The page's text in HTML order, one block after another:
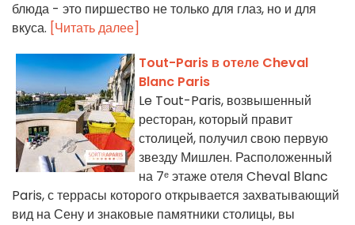
блюда - это пиршество не только для глаз, но и для
вкуса. [Читать далее]
Tout-Paris в отеле Cheval
Blanc Paris
Le Tout-Paris, возвышенный
ресторан, который правит
столицей, получил свою первую
звезду Мишлен. Расположенный
на 7ᵉ этаже отеля Cheval Blanc
Paris, с террасы которого открывается захватывающий
вид на Сену и знаковые памятники столицы, вы